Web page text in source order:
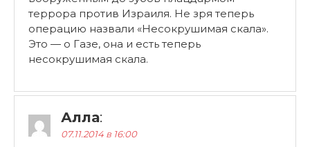
террора против Израиля. Не зря теперь
операцию назвали «Несокрушимая скала».
Это — о Газе, она и есть теперь
несокрушимая скала.
Алла:
07.11.2014 в 16:00